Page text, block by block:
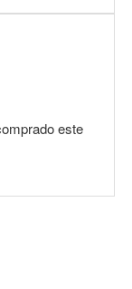
este